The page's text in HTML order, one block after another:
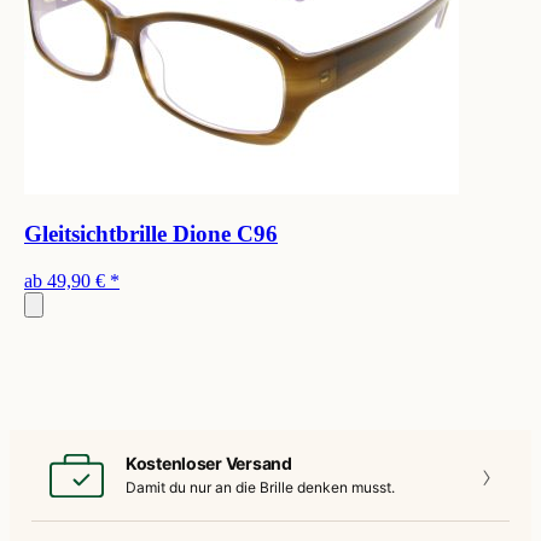
Gleitsichtbrille Dione C96
ab 49,90 € *
Kostenloser Versand
Damit du nur an die Brille denken musst.